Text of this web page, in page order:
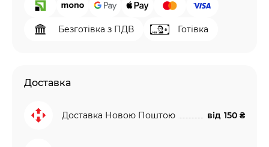
Безготівка з ПДВ Готівка
Доставка
Доставка Новою Поштою від 150 ₴